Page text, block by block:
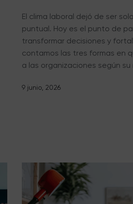
El clima laboral dejó de ser
puntual. Hoy es el punto de
transformar decisiones y
contamos las tres formas en
a las organizaciones según
9 junio, 2026